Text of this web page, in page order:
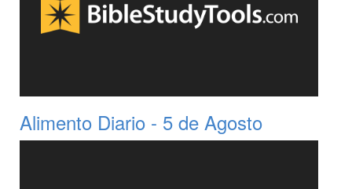
Alimento Diario - 5 de Agosto